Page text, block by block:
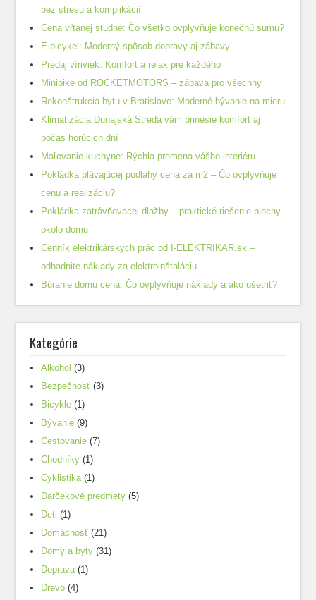
bez stresu a komplikácií
Cena vŕtanej studne: Čo všetko ovplyvňuje konečnú sumu?
E-bicykel: Moderný spôsob dopravy aj zábavy
Predaj víriviek: Komfort a relax pre každého
Minibike od ROCKETMOTORS – zábava pro všechny
Rekonštrukcia bytu v Bratislave: Moderné bývanie na mieru
Klimatizácia Dunajská Streda vám prinesie komfort aj
počas horúcich dní
Maľovanie kuchyne: Rýchla premena vášho interiéru
Pokládka plávajúcej podlahy cena za m2 – Čo ovplyvňuje
cenu a realizáciu?
Pokládka zatrávňovacej dlažby – praktické riešenie plochy
okolo domu
Cenník elektrikárskych prác od I-ELEKTRIKAR.sk –
odhadnite náklady za elektroinštaláciu
Búranie domu cena: Čo ovplyvňuje náklady a ako ušetriť?
Kategórie
Alkohol (3)
Bezpečnosť (3)
Bicykle (1)
Bývanie (9)
Cestovanie (7)
Chodníky (1)
Cyklistika(1)
Darčekové predmety (5)
Deti (1)
Domácnosť (21)
Domy a byty (31)
Doprava(1)
Drevo (4)